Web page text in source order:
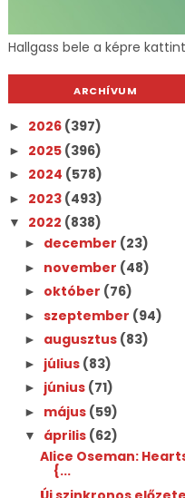
Hallgass bele a képre
ARCHÍVUM
► 2026 (397)
► 2025 (396)
► 2024 (578)
► 2023 (493)
▼ 2022 (838)
► december (23)
► november (48)
► október (76)
► szeptember (94)
► augusztus (83)
► július (83)
► június (71)
► május (59)
▼ április (62)
Alice Oseman:
{...